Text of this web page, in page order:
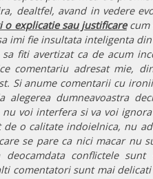
dealtfel, avand in vedere
o explicatie sau justificarecum
imi fie insultata inteligenta
fiti avertizat ca de acum
comentariu adresat mie,
Si anume comentarii cu
alegerea dumneavoastra
voi interfera si va voi
de o calitate indoielnica, nu
se pare ca nici macar nu
deocamdata conflictele
comentatori sunt mai